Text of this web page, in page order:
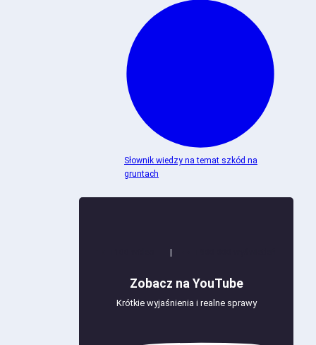
Słownik wiedzy na temat szkód na
gruntach
Zobacz na YouTube
Krótkie wyjaśnienia i realne sprawy